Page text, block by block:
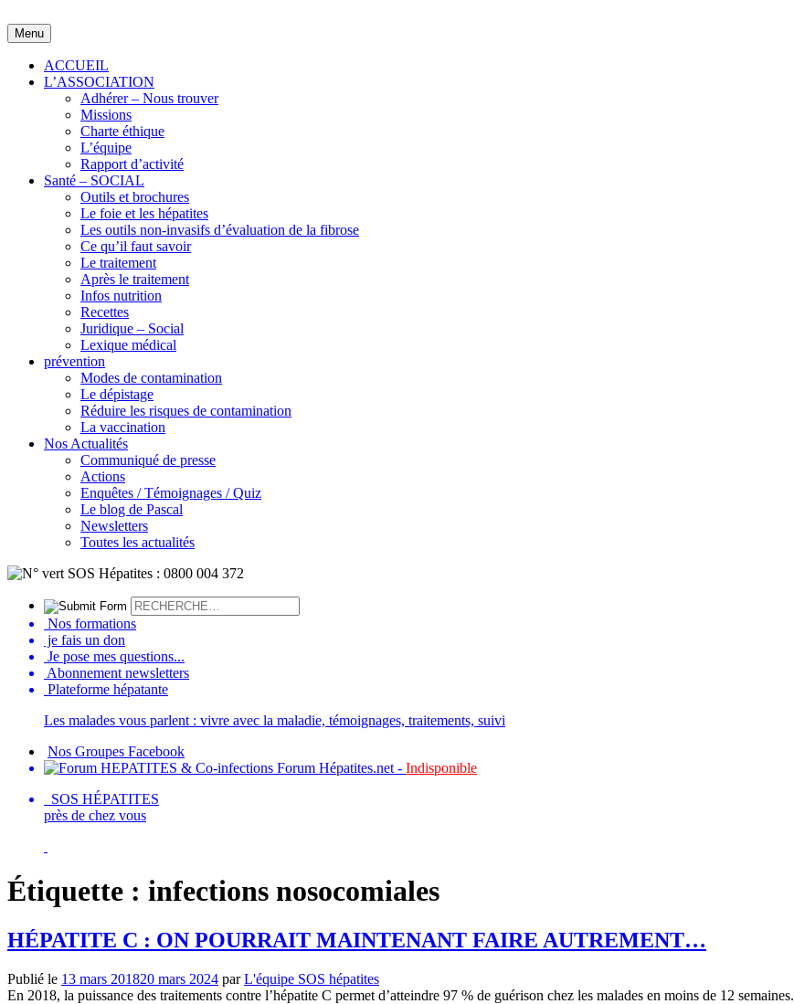
to
content
Menu
ACCUEIL
L’ASSOCIATION
Adhérer – Nous trouver
Missions
Charte éthique
L’équipe
Rapport d’activité
Santé – SOCIAL
Outils et brochures
Le foie et les hépatites
Les outils non-invasifs d’évaluation de la fibrose
Ce qu’il faut savoir
Le traitement
Après le traitement
Infos nutrition
Recettes
Juridique – Social
Lexique médical
prévention
Modes de contamination
Le dépistage
Réduire les risques de contamination
La vaccination
Nos Actualités
Communiqué de presse
Actions
Enquêtes / Témoignages / Quiz
Le blog de Pascal
Newsletters
Toutes les actualités
Nos formations
je fais un don
Je pose mes questions...
Abonnement newsletters
Plateforme hépatante
Les malades vous parlent : vivre avec la maladie, témoignages, traitements, suivi
Nos Groupes Facebook
Forum Hépatites.net - Indisponible
SOS HÉPATITES
près de chez vous
Étiquette : infections nosocomiales
HÉPATITE C : ON POURRAIT MAINTENANT FAIRE AUTREMENT…
Publié le 13 mars 201820 mars 2024 parL'équipe SOS hépatites
En 2018, la puissance des traitements contre l’hépatite C permet d’atteindre 97 % de guérison chez les malades en moins de 12 semaines.